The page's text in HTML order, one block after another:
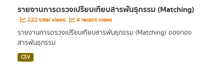
รายงานการตรวจเปรียบเทียบสารพันธุกรรม (Matching)
222 total views 4 recent views
รายงานการตรวจเปรียบเทียบสารพันธุกรรม (Matching) ของกอง
สารพันธุกรรม
CSV